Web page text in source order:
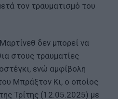
τον τραυματισμό του
δεν μπορεί να
στους τραυματίες
ενώ αμφίβολη
Μπράξτον Κι, ο οποίος
Τρίτης (12.05.2025) με